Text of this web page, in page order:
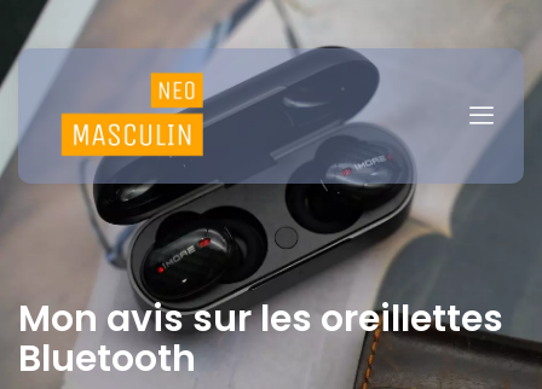
Mon avis sur les oreillettes
Bluetooth